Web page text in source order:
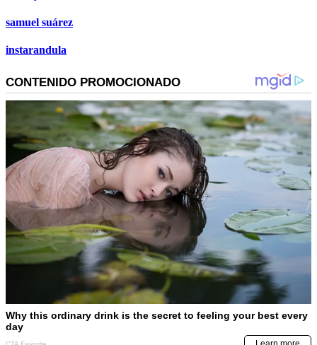
samuel suárez
instarandula